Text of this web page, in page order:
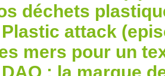
déchets
Plastic attack
mers pour un